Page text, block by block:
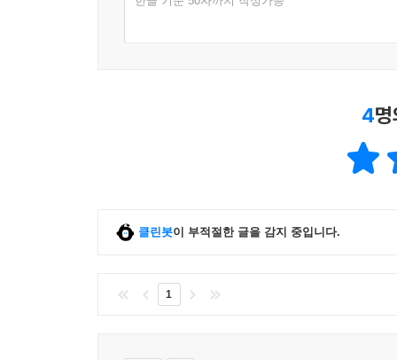
4
클린봇이 부적절한 글을 감지 중입니다.
1